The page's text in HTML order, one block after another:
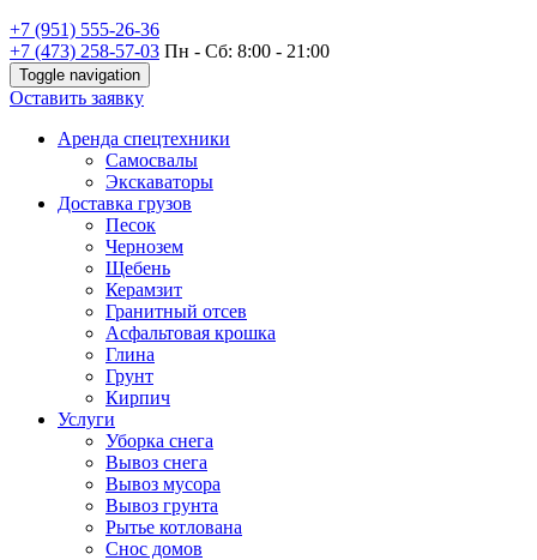
+7 (951) 555-26-36
+7 (473) 258-57-03 Пн - Сб: 8:00 - 21:00
Toggle navigation
Оставить заявку
Аренда спецтехники
Самосвалы
Экскаваторы
Доставка грузов
Песок
Чернозем
Щебень
Керамзит
Гранитный отсев
Асфальтовая крошка
Глина
Грунт
Кирпич
Услуги
Уборка снега
Вывоз снега
Вывоз мусора
Вывоз грунта
Рытье котлована
Снос домов